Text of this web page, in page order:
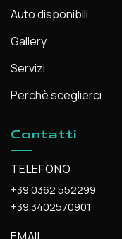
Auto disponibili
Gallery
Servizi
Perchè sceglierci
Contatti
TELEFONO
+39 0362 552299
+39 3402570901